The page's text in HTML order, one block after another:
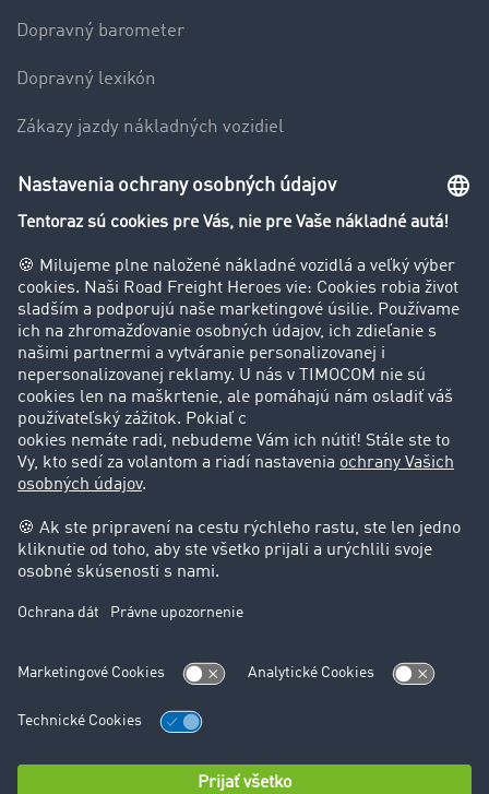
Dopravný barometer
Dopravný lexikón
Zákazy jazdy nákladných vozidiel
Firma
Príbehy zákazníkov
Zákazníci získavajú zákazníkov
Podpora
Kontakt
Právne informácie
Impressum
VOP